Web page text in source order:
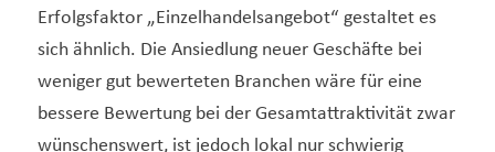
Erfolgsfaktor „Einzelhandelsangebot“ gestaltet es
sich ähnlich. Die Ansiedlung neuer Geschäfte bei
weniger gut bewerteten Branchen wäre für eine
bessere Bewertung bei der Gesamtattraktivität zwar
wünschenswert, ist jedoch lokal nur schwierig